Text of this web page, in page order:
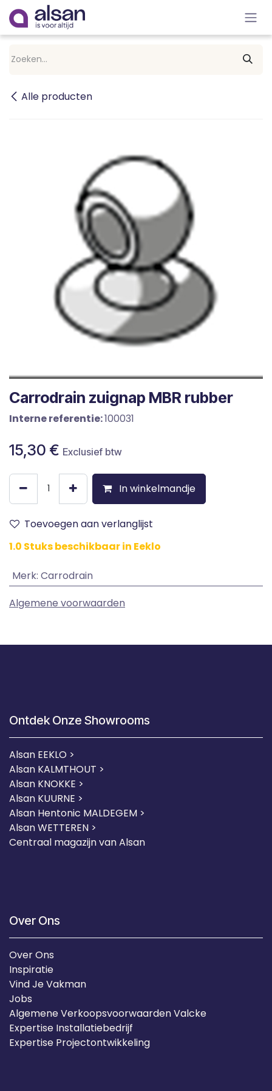
Overslaan naar inhoud
Alle producten
Carrodrain zuignap MBR rubber
Interne referentie:100031
15,30 € Exclusief btw
In winkelmandje
Toevoegen aan verlanglijst
1.0 Stuks beschikbaar in Eeklo
Merk: Carrodrain
Algemene voorwaarden
Ontdek Onze Showrooms
Alsan EEKLO >
Alsan KALMTHOUT >
Alsan KNOKKE >
Alsan KUURNE >
Alsan Hentonic MALDEGEM >
Alsan WETTEREN >
Centraal magazijn van Alsan
Over Ons
Over Ons
Inspiratie
Vind Je Vakman
Jobs
Algemene Verkoopsvoorwaarden Valcke
Expertise Installatiebedrijf
Expertise Projectontwikkeling